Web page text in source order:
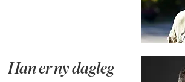
Han er ny dagleg